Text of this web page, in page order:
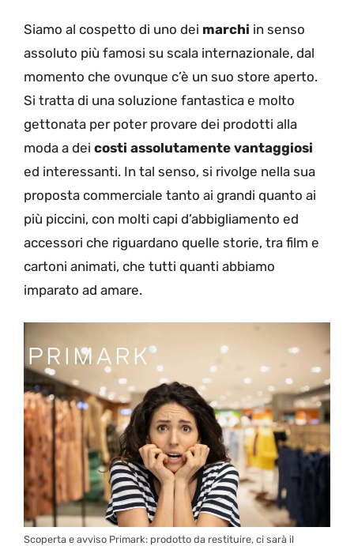
Siamo al cospetto di uno dei marchi in senso
assoluto più famosi su scala internazionale, dal
momento che ovunque c’è un suo store aperto.
Si tratta di una soluzione fantastica e molto
gettonata per poter provare dei prodotti alla
moda a dei costi assolutamente vantaggiosi
ed interessanti. In tal senso, si rivolge nella sua
proposta commerciale tanto ai grandi quanto ai
più piccini, con molti capi d’abbigliamento ed
accessori che riguardano quelle storie, tra film e
cartoni animati, che tutti quanti abbiamo
imparato ad amare.
Scoperta e avviso Primark: prodotto da restituire, ci sarà il